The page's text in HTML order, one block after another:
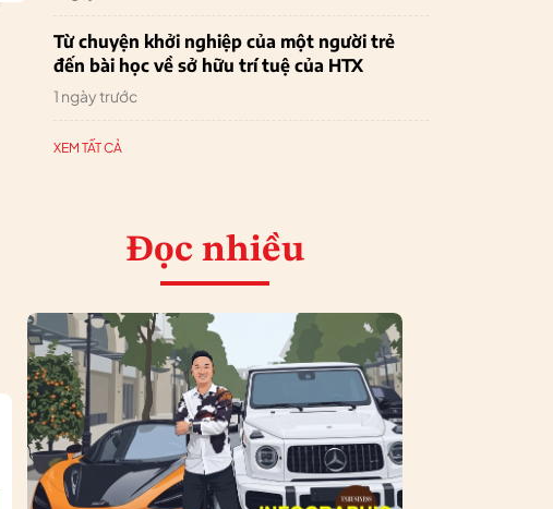
Từ chuyện khởi nghiệp của một người trẻ
đến bài học về sở hữu trí tuệ của HTX
1 ngày trước
XEM TẤT CẢ
Đọc nhiều